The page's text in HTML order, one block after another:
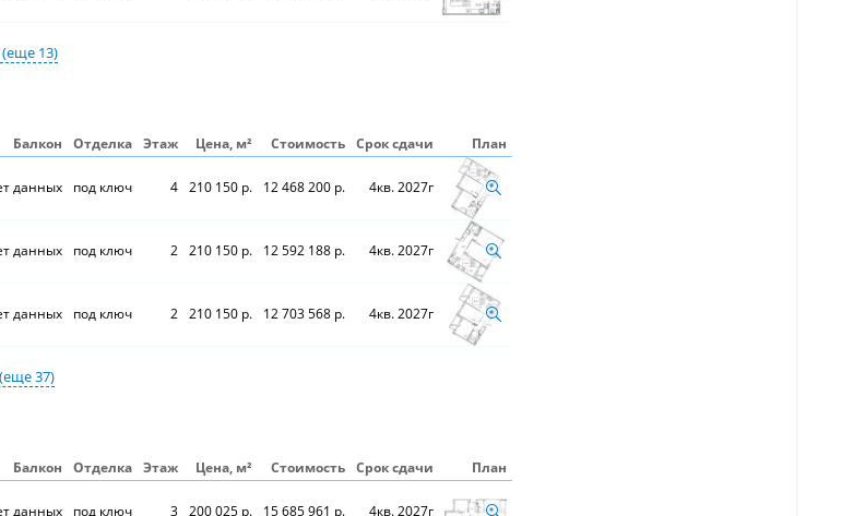
(еще 13)
Балкон Отделка Этаж Цена, м² Стоимость Срок сдачи План
данных под ключ 4 210 150 р. 12 468 200 р. 4кв. 2027г
данных под ключ 2 210 150 р. 12 592 188 р. 4кв. 2027г
данных под ключ 2 210 150 р. 12 703 568 р. 4кв. 2027г
(еще 37)
Балкон Отделка Этаж Цена, м² Стоимость Срок сдачи План
данных под ключ 3 200 025 р. 15 685 961 р. 4кв. 2027г